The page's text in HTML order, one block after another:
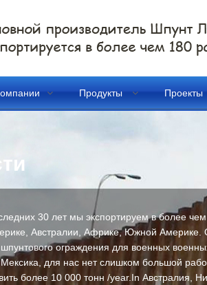
Продукты Проекты
30 лет мы экспортируем в более
Австралии, Африке, Южной Америке.
ограждения для военных
для нас нет слишком большой
более 10 000 тонн /year.In Австралия,